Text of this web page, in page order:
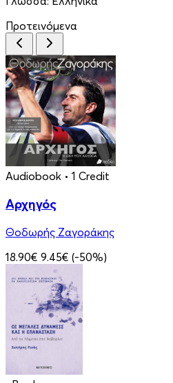
Προτεινόμενα
Audiobook • 1 Credit
Αρχηγός
Θοδωρής Ζαγοράκης
18.90€ 9.45€ (-50%)